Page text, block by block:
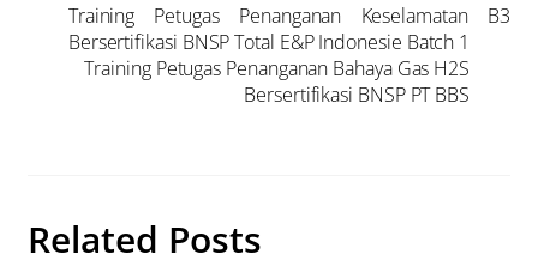
Training Petugas Penanganan Keselamatan B3
Bersertifikasi BNSP Total E&P Indonesie Batch 1
Training Petugas Penanganan Bahaya Gas H2S
Bersertifikasi BNSP PT BBS
Related Posts